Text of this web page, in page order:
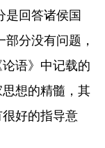
是回答诸侯国
分没有问题，
语》中记载的
想的精髓，其
好的指导意